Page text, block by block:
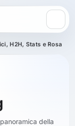
H2H, Stats e Rosa
della